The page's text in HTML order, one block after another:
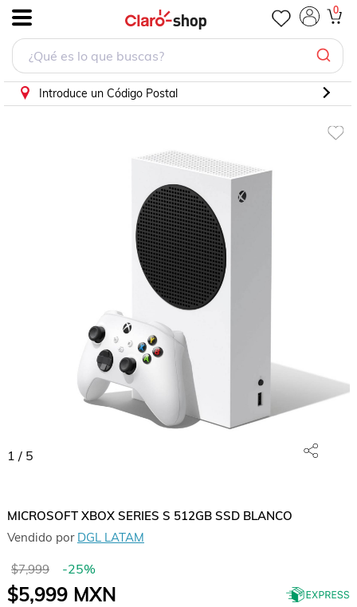
0
Introduce un Código Postal
1 / 5
MICROSOFT XBOX SERIES S 512GB SSD BLANCO
Vendido por DGL LATAM
$7,999 -25%
$5,999MXN